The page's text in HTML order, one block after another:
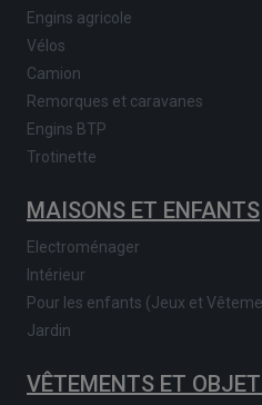
Engins agricole
Vélos
Camion
Remorques et caravanes
Engins BTP
Trotinette
MAISONS ET ENFANTS
Electroménager
Intérieur
Pour les enfants (Jeux et
Jardin
VÊTEMENTS ET